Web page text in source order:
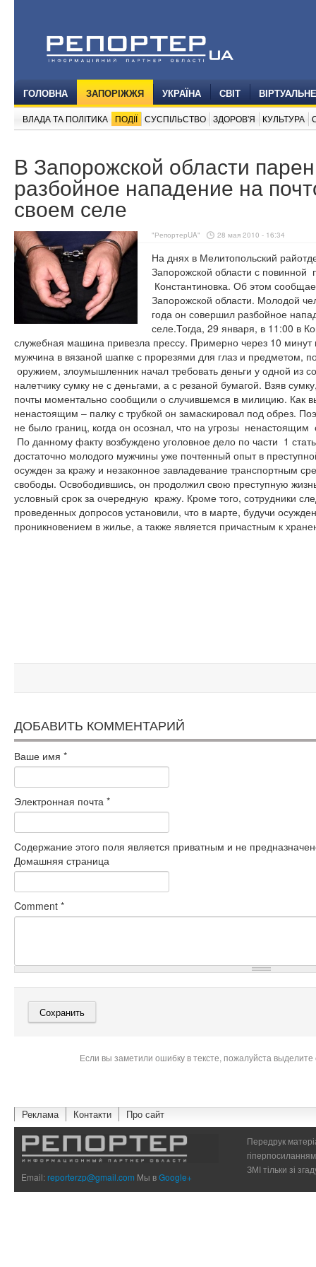
ГОЛОВНА ЗАПОРІЖЖЯ УКРАЇНА СВІТ
ВЛАДА ТА ПОЛІТИКА ПОДІЇ СУСПІЛЬСТВО ЗДОРОВ'Я КУЛЬТУРА
В Запорожской области
разбойное нападение на
своем селе
"РепортерUA" 28 мая 2010 - 16:34
На днях в Мелитопольский
Запорожской области с повинной
Константиновка. Об этом
Запорожской области. Молодой
года он совершил разбойное
селе.Тогда, 29 января, в 11:00 в
служебная машина привезла прессу. Примерно через 10
мужчина в вязаной шапке с прорезями для глаз и предметом,
оружием, злоумышленник начал требовать деньги у одной из
налетчику сумку не с деньгами, а с резаной бумагой. Взяв
почты моментально сообщили о случившемся в милицию. Как
ненастоящим – палку с трубкой он замаскировал под обрез.
не было границ, когда он осознал, что на угрозы ненастоящим
По данному факту возбуждено уголовное дело по части 1
достаточно молодого мужчины уже почтенный опыт в
осужден за кражу и незаконное завладевание транспортным
свободы. Освободившись, он продолжил свою преступную
условный срок за очередную кражу. Кроме того, сотрудники
проведенных допросов установили, что в марте, будучи
проникновением в жилье, а также является причастным к
ДОБАВИТЬ КОММЕНТАРИЙ
Ваше имя *
Электронная почта *
Содержание этого поля является приватным и не
Домашняя страница
Comment *
Если вы заметили ошибку в тексте, пожалуйста
Реклама Контакти Про сайт
Email:reporterzp@gmail.com Мы вGoogle+
Передрук
ЗМІ тільки зі